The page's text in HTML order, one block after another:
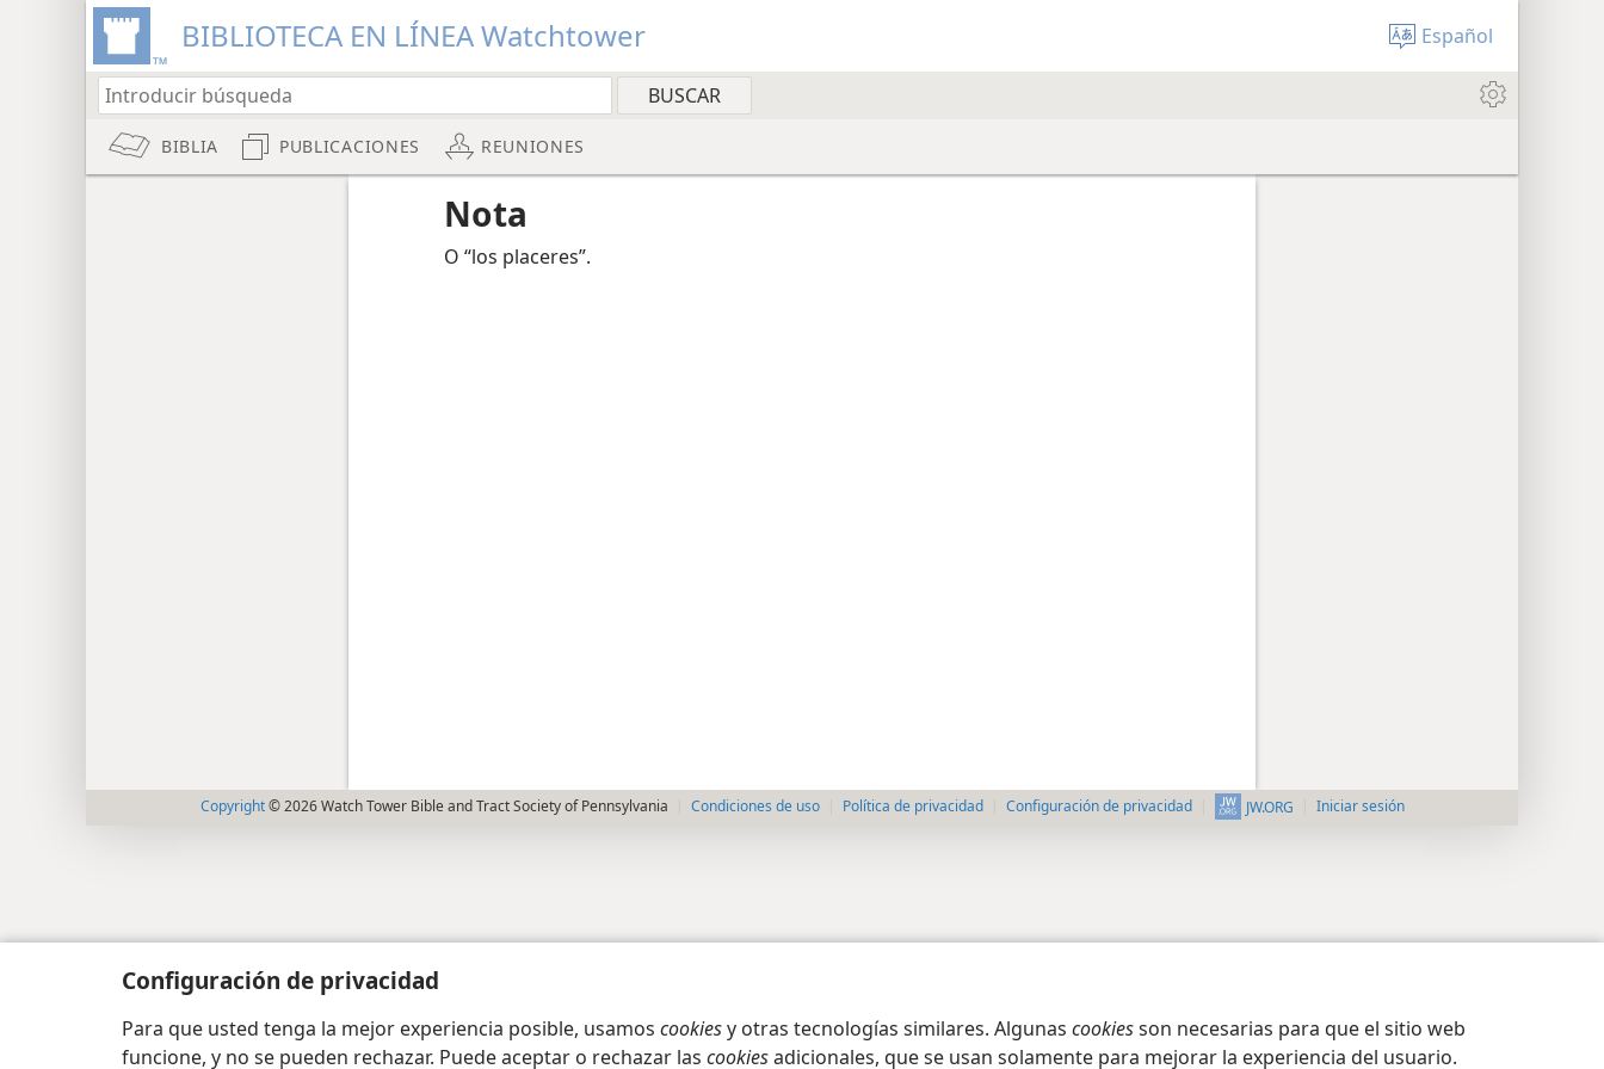
Configuración de privacidad
Para que usted tenga la mejor experiencia posible, usamos cookiesy otras tecnologías similares. Algunas cookiesson necesarias para que el sitio web
funcione, y no se pueden rechazar. Puede aceptar o rechazar las cookiesadicionales, que se usan solamente para mejorar la experiencia del usuario.
BIBLIOTECA EN LÍNEA Watchtower Español
BIBLIA PUBLICACIONES REUNIONES
Nota
O “los placeres”.
Copyright © 2026 Watch Tower Bible and Tract Society of Pennsylvania Condiciones de uso Política de privacidad Configuración de privacidad JW.ORG Iniciar sesión